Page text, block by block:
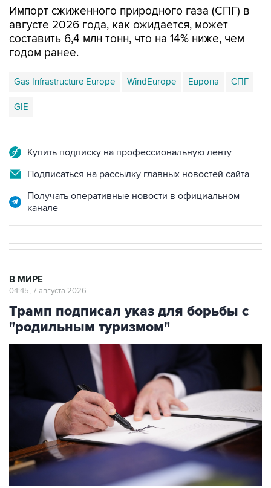
Импорт сжиженного природного газа (СПГ) в
августе 2026 года, как ожидается, может
составить 6,4 млн тонн, что на 14% ниже, чем
годом ранее.
Gas Infrastructure Europe WindEurope Европа СПГ
GIE
Купить подписку на профессиональную ленту
Подписаться на рассылку главных новостей сайта
Получать оперативные новости в официальном
канале
В МИРЕ
04:45, 7 августа 2026
Трамп подписал указ для борьбы с
"родильным туризмом"